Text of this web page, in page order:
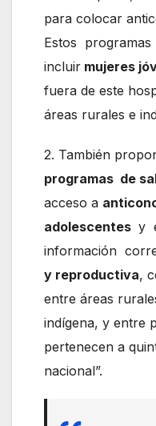
para colocar
Estos
incluir mujeres
fuera de este
áreas rurales e
2. También
programas de
acceso a
adolescentes y
información
y reproductiva,
entre áreas
indígena, y entre
pertenecen a
nacional”.